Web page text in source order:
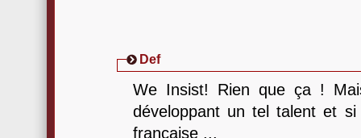
Def
We Insist! Rien que ça !
développant un tel talent et
française ...